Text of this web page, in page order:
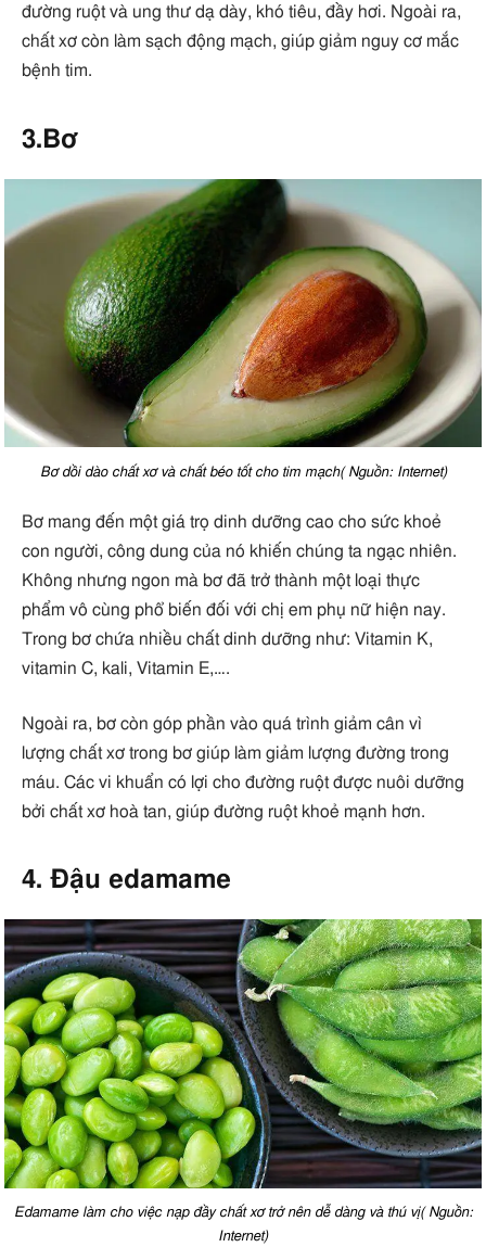
đường ruột và ung thư dạ dày, khó tiêu, đầy hơi. Ngoài ra,
chất xơ còn làm sạch động mạch, giúp giảm nguy cơ mắc
bệnh tim.
3.Bơ
Bơ dồi dào chất xơ và chất béo tốt cho tim mạch( Nguồn: Internet)
Bơ mang đến một giá trọ dinh dưỡng cao cho sức khoẻ
con người, công dung của nó khiến chúng ta ngạc nhiên.
Không nhưng ngon mà bơ đã trở thành một loại thực
phẩm vô cùng phổ biến đối với chị em phụ nữ hiện nay.
Trong bơ chứa nhiều chất dinh dưỡng như: Vitamin K,
vitamin C, kali, Vitamin E,….
Ngoài ra, bơ còn góp phần vào quá trình giảm cân vì
lượng chất xơ trong bơ giúp làm giảm lượng đường trong
máu. Các vi khuẩn có lợi cho đường ruột được nuôi dưỡng
bởi chất xơ hoà tan, giúp đường ruột khoẻ mạnh hơn.
4. Đậu edamame
Edamame làm cho việc nạp đầy chất xơ trở nên dễ dàng và thú vị( Nguồn:
Internet)